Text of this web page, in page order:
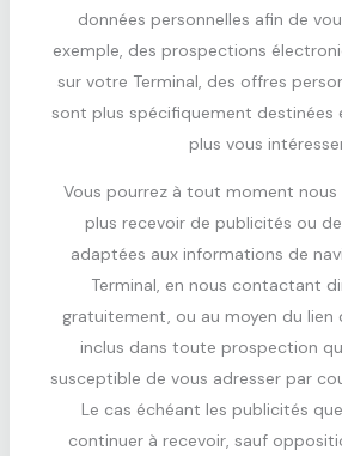
données personnelles afin de
exemple, des prospections
sur votre Terminal, des offres
sont plus spécifiquement destinées
plus vous
Vous pourrez à tout moment nous
plus recevoir de publicités ou
adaptées aux informations de
Terminal, en nous contactant
gratuitement, ou au moyen du lien
inclus dans toute prospection
susceptible de vous adresser par
Le cas échéant les publicités
continuer à recevoir, sauf